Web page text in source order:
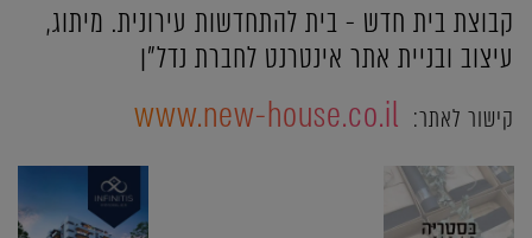
קבוצת בית חדש - בית להתחדשות עירונית. מיתוג,
עיצוב ובניית אתר אינטרנט לחברת נדל"ן
קישור לאתר: www.new-house.co.il